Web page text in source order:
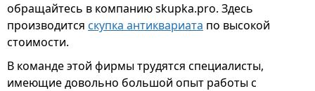
обращайтесь в компанию skupka.pro. Здесь
производится скупка антиквариата по высокой
стоимости.
В команде этой фирмы трудятся специалисты,
имеющие довольно большой опыт работы с